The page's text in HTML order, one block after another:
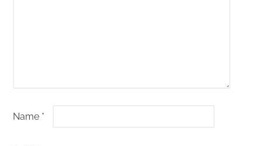
Name *